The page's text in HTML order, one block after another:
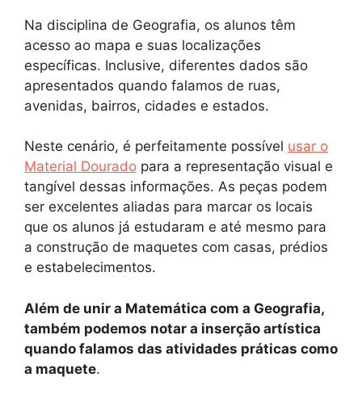
Na disciplina de Geografia, os alunos têm
acesso ao mapa e suas localizações
específicas. Inclusive, diferentes dados são
apresentados quando falamos de ruas,
avenidas, bairros, cidades e estados.
Neste cenário, é perfeitamente possível usar o
Material Dourado para a representação visual e
tangível dessas informações. As peças podem
ser excelentes aliadas para marcar os locais
que os alunos já estudaram e até mesmo para
a construção de maquetes com casas, prédios
e estabelecimentos.
Além de unir a Matemática com a Geografia,
também podemos notar a inserção artística
quando falamos das atividades práticas como
a maquete.